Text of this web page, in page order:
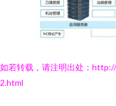
如若转载，请注明出处：
2.html